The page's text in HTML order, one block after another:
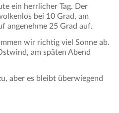
ein herrlicher Tag. Der
bei 10 Grad, am
angenehme 25 Grad auf.
wir richtig viel Sonne ab.
am späten Abend
aber es bleibt überwiegend